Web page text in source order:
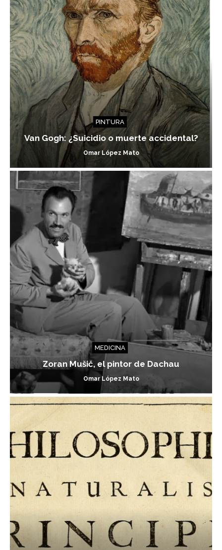
PINTURA
Van Gogh: ¿Suicidio o muerte accidental?
Omar López Mato
MEDICINA
Zoran Mušič, el pintor de Dachau
Omar López Mato